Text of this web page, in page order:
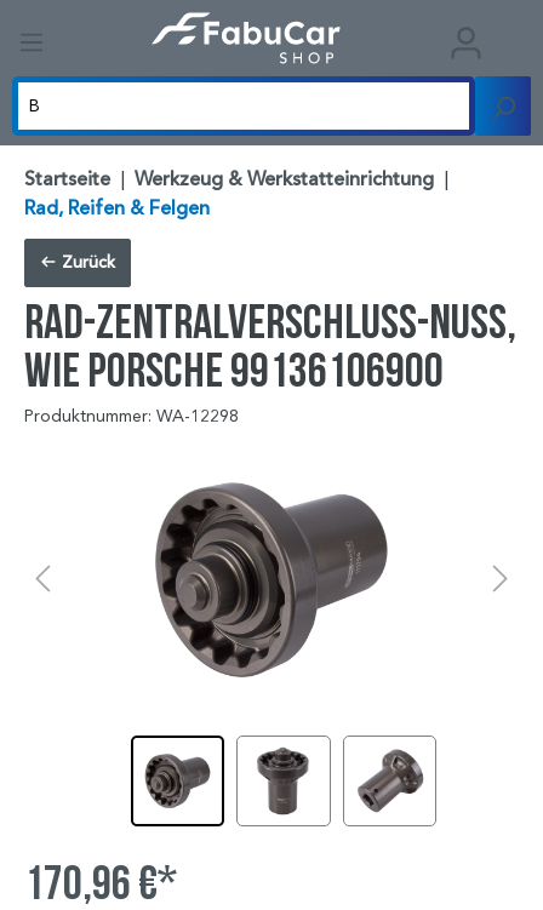
Startseite | Werkzeug & Werkstatteinrichtung |
Rad, Reifen & Felgen
Zurück
Rad-Zentralverschluss-Nuss,
wie Porsche 99136106900
Produktnummer: WA-12298
170,96 €*